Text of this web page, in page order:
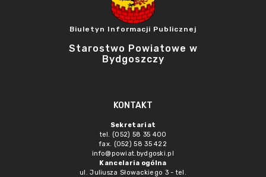
Biuletyn Informacji Publicznej
Starostwo Powiatowe w
Bydgoszczy
KONTAKT
Sekretariat
tel. (052) 58 35 400
fax. (052) 58 35 422
info@powiat.bydgoski.pl
Kancelaria ogólna
ul. Juliusza Słowackiego 3 - tel.